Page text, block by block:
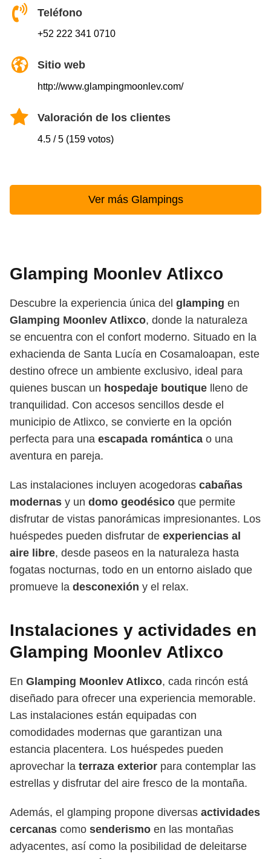
Teléfono
+52 222 341 0710
Sitio web
http://www.glampingmoonlev.com/
Valoración de los clientes
4.5 / 5 (159 votos)
Ver más Glampings
Glamping Moonlev Atlixco
Descubre la experiencia única del glamping en
Glamping Moonlev Atlixco, donde la naturaleza
se encuentra con el confort moderno. Situado en la
exhacienda de Santa Lucía en Cosamaloapan, este
destino ofrece un ambiente exclusivo, ideal para
quienes buscan un hospedaje boutique lleno de
tranquilidad. Con accesos sencillos desde el
municipio de Atlixco, se convierte en la opción
perfecta para una escapada romántica o una
aventura en pareja.
Las instalaciones incluyen acogedoras cabañas
modernas y un domo geodésico que permite
disfrutar de vistas panorámicas impresionantes. Los
huéspedes pueden disfrutar de experiencias al
aire libre, desde paseos en la naturaleza hasta
fogatas nocturnas, todo en un entorno aislado que
promueve la desconexión y el relax.
Instalaciones y actividades en
Glamping Moonlev Atlixco
En Glamping Moonlev Atlixco, cada rincón está
diseñado para ofrecer una experiencia memorable.
Las instalaciones están equipadas con
comodidades modernas que garantizan una
estancia placentera. Los huéspedes pueden
aprovechar la terraza exterior para contemplar las
estrellas y disfrutar del aire fresco de la montaña.
Además, el glamping propone diversas actividades
cercanas como senderismo en las montañas
adyacentes, así como la posibilidad de deleitarse